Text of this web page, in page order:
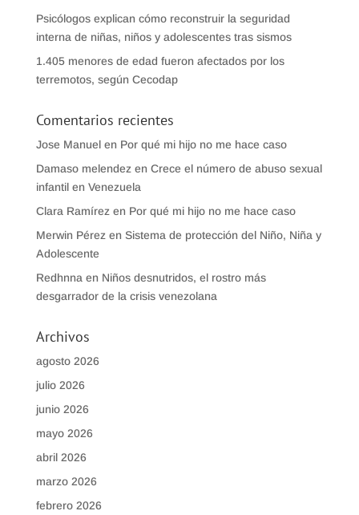
Psicólogos explican cómo reconstruir la seguridad
interna de niñas, niños y adolescentes tras sismos
1.405 menores de edad fueron afectados por los
terremotos, según Cecodap
Comentarios recientes
Jose Manuelen Por qué mi hijo no me hace caso
Damaso melendez en Crece el número de abuso sexual
infantil en Venezuela
Clara Ramírez en Por qué mi hijo no me hace caso
Merwin Pérez en Sistema de protección del Niño, Niña y
Adolescente
Redhnna en Niños desnutridos, el rostro más
desgarrador de la crisis venezolana
Archivos
agosto 2026
julio 2026
junio 2026
mayo 2026
abril 2026
marzo 2026
febrero 2026